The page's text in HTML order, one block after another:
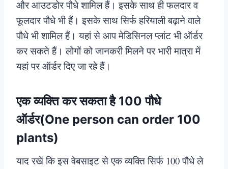
और आउटडोर पौधे शामिल हैं। इसके साथ ही फलदार व
फूलदार पौधे भी हैं। इसके साथ सिर्फ हरियाली बढ़ाने वाले
पौधे भी शामिल हैं। यहां से आप मेडिसिनल प्लांट भी ऑर्डर
कर सकते हैं। लोगों को जानकरी मिलने पर भारी मात्रा में
यहां पर ऑर्डर दिए जा रहे हैं।
एक व्यक्ति कर सकता है 100 पौधे
ऑर्डर(One person can order 100
plants)
याद रखें कि इस वेबसाइट से एक व्यक्ति सिर्फ 100 पौधे ले